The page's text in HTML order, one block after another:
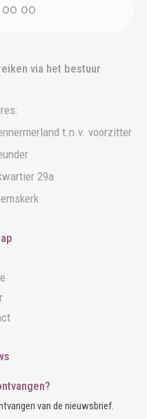
00
via het bestuur
t.n.v. voorzitter
29a
van de nieuwsbrief.